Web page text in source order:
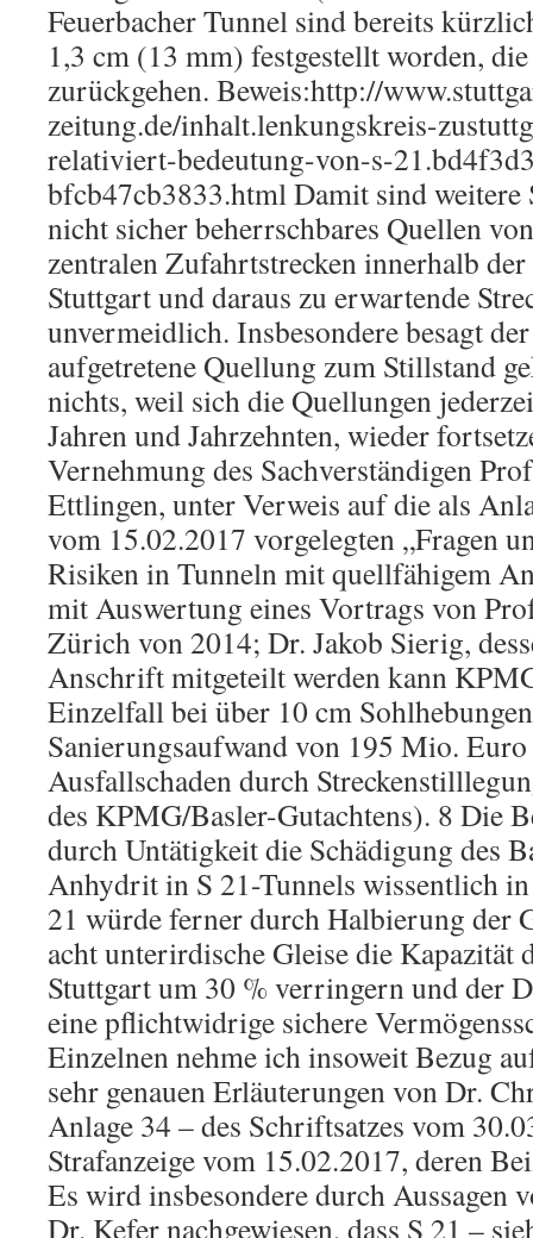
Feuerbacher Tunnel sind bereits
1,3 cm (13 mm) festgestellt worden,
zurückgehen. Beweis:http://
zeitung.de/inhalt.lenkungskreis-
relativiert-bedeutung-von-s-
bfcb47cb3833.html Damit sind weitere
nicht sicher beherrschbares Quellen
zentralen Zufahrtstrecken innerhalb
Stuttgart und daraus zu erwartende
unvermeidlich. Insbesondere besagt
aufgetretene Quellung zum Stillstand
nichts, weil sich die Quellungen
Jahren und Jahrzehnten, wieder
Vernehmung des Sachverständigen
Ettlingen, unter Verweis auf die als
vom 15.02.2017 vorgelegten „Fragen
Risiken in Tunneln mit quellfähigem
mit Auswertung eines Vortrags von
Zürich von 2014; Dr. Jakob Sierig,
Anschrift mitgeteilt werden kann
Einzelfall bei über 10 cm
Sanierungsaufwand von 195 Mio.
Ausfallschaden durch
des KPMG/Basler-Gutachtens). 8 Die
durch Untätigkeit die Schädigung des
Anhydrit in S 21-Tunnels wissentlich
21 würde ferner durch Halbierung der
acht unterirdische Gleise die Kapazität
Stuttgart um 30 % verringern und der
eine pflichtwidrige sichere
Einzelnen nehme ich insoweit Bezug
sehr genauen Erläuterungen von Dr.
Anlage 34 – des Schriftsatzes vom
Strafanzeige vom 15.02.2017, deren
Es wird insbesondere durch Aussagen
Dr. Kefer nachgewiesen, dass S 21 –